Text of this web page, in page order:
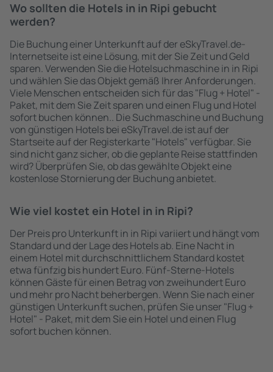
Wo sollten die Hotels in in Ripi gebucht
werden?
Die Buchung einer Unterkunft auf der eSkyTravel.de-
Internetseite ist eine Lösung, mit der Sie Zeit und Geld
sparen. Verwenden Sie die Hotelsuchmaschine in in Ripi
und wählen Sie das Objekt gemäß Ihrer Anforderungen.
Viele Menschen entscheiden sich für das "Flug + Hotel" -
Paket, mit dem Sie Zeit sparen und einen Flug und Hotel
sofort buchen können.. Die Suchmaschine und Buchung
von günstigen Hotels bei eSkyTravel.de ist auf der
Startseite auf der Registerkarte "Hotels" verfügbar. Sie
sind nicht ganz sicher, ob die geplante Reise stattfinden
wird? Überprüfen Sie, ob das gewählte Objekt eine
kostenlose Stornierung der Buchung anbietet.
Wie viel kostet ein Hotel in in Ripi?
Der Preis pro Unterkunft in in Ripi variiert und hängt vom
Standard und der Lage des Hotels ab. Eine Nacht in
einem Hotel mit durchschnittlichem Standard kostet
etwa fünfzig bis hundert Euro. Fünf-Sterne-Hotels
können Gäste für einen Betrag von zweihundert Euro
und mehr pro Nacht beherbergen. Wenn Sie nach einer
günstigen Unterkunft suchen, prüfen Sie unser "Flug +
Hotel" - Paket, mit dem Sie ein Hotel und einen Flug
sofort buchen können.